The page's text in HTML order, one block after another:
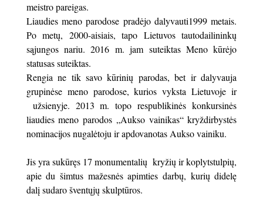
meistro pareigas.
Liaudies meno parodose pradėjo dalyvauti1999 metais.
Po metų, 2000-aisiais, tapo Lietuvos tautodailininkų
sąjungos nariu. 2016 m. jam suteiktas Meno kūrėjo
statusas suteiktas.
Rengia ne tik savo kūrinių parodas, bet ir dalyvauja
grupinėse meno parodose, kurios vyksta Lietuvoje ir
užsienyje. 2013 m. topo respublikinės konkursinės
liaudies meno parodos „Aukso vainikas“ kryždirbystės
nominacijos nugalėtoju ir apdovanotas Aukso vainiku.
Jis yra sukūręs 17 monumentalių kryžių ir koplytstulpių,
apie du šimtus mažesnės apimties darbų, kurių didelę
dalį sudaro šventųjų skulptūros.